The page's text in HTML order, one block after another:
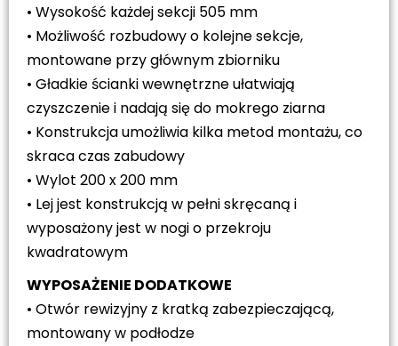
• Wysokość każdej sekcji 505 mm
• Możliwość rozbudowy o kolejne sekcje,
montowane przy głównym zbiorniku
• Gładkie ścianki wewnętrzne ułatwiają
czyszczenie i nadają się do mokrego ziarna
• Konstrukcja umożliwia kilka metod montażu, co
skraca czas zabudowy
• Wylot 200 x 200 mm
• Lej jest konstrukcją w pełni skręcaną i
wyposażony jest w nogi o przekroju
kwadratowym
WYPOSAŻENIE DODATKOWE
• Otwór rewizyjny z kratką zabezpieczającą,
montowany w podłodze